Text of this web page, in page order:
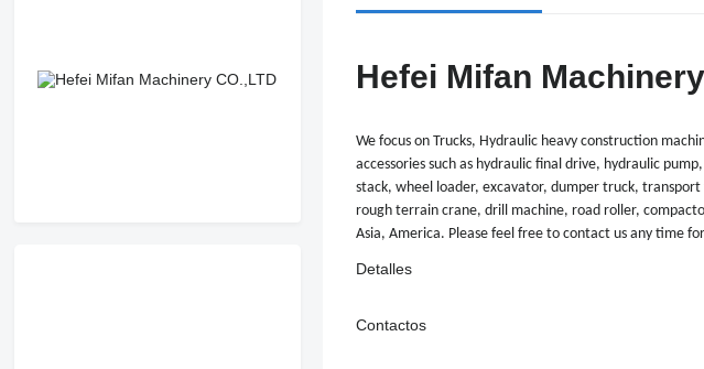
Hefei Mifan
We focus on Trucks, Hydraulic heavy construction
accessories such as hydraulic final drive, hydraulic
stack, wheel loader, excavator, dumper truck,
rough terrain crane, drill machine, road roller,
Asia, America. Please feel free to contact us any time
Detalles
Contactos